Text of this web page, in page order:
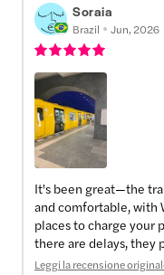
Soraia
Brazil Jun, 2026
It's been great—the
and comfortable, with
places to charge your
there are delays, they
So it's a mode of
Leggi la recensione